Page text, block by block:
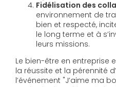
Fidélisation des
environnement de
bien et respecté,
le long terme et à
leurs missions.
Le bien-être en entreprise
la réussite et la pérennité
l’événement "J’aime ma